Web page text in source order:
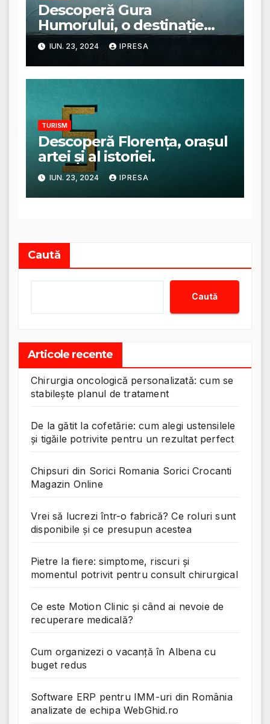
Descoperă Gura
Humorului, o destinație
turistică deosebită.
IUN. 23, 2024 IPRESA
TURISM
Descoperă Florența, orașul
artei și al istoriei.
IUN. 23, 2024 IPRESA
Caută
Caută
Articole recente
Chirurgia oncologică personalizată: cum se
stabilește planul de tratament
De la gătit la cofetărie: cum alegi ustensilele
și tigăile potrivite pentru un rezultat perfect
Chipsuri din Sorici Romania Sorici Crocanti
Magazin Online
Vrei să lucrezi într-o fabrică? Ce roluri sunt
disponibile și ce presupun acestea
Pietre la fiere: simptome, riscuri și
momentul potrivit pentru consult chirurgical
Ce este Motion Clinic și când ai nevoie de
recuperare medicală?
Cum organizezi o vacanță în Albena cu
buget redus
Software ERP pentru IMM-uri din România
analizate de echipa WebGhid.ro